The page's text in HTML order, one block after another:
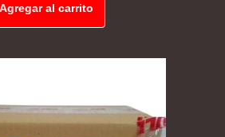
Agregar al carrito